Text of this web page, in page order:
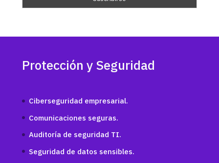
Protección y Seguridad
Ciberseguridad empresarial.
Comunicaciones seguras.
Auditoría de seguridad TI.
Seguridad de datos sensibles.